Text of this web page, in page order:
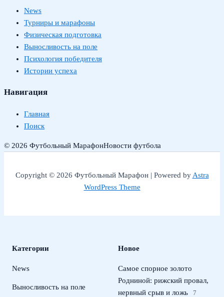
News
Турниры и марафоны
Физическая подготовка
Выносливость на поле
Психология победителя
Истории успеха
Навигация
Главная
Поиск
© 2026 Футбольный МарафонНовости футбола
Copyright © 2026 Футбольный Марафон | Powered byAstra
WordPress Theme
Категории
News
Выносливость на поле
Новое
Самое спорное золото
Родниной: рижский провал,
нервный срыв и ложь
7